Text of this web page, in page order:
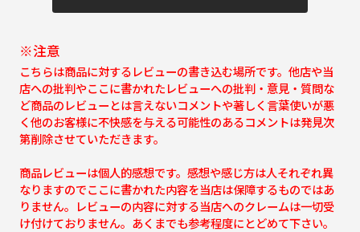
※注意
こちらは商品に対するレビューの書き込む場所です。他店や当
店への批判やここに書かれたレビューへの批判・意見・質問な
ど商品のレビューとは言えないコメントや著しく言葉使いが悪
く他のお客様に不快感を与える可能性のあるコメントは発見次
第削除させていただきます。
商品レビューは個人的感想です。感想や感じ方は人それぞれ異
なりますのでここに書かれた内容を当店は保障するものではあ
りません。レビューの内容に対する当店へのクレームは一切受
け付けておりません。あくまでも参考程度にとどめて下さい。